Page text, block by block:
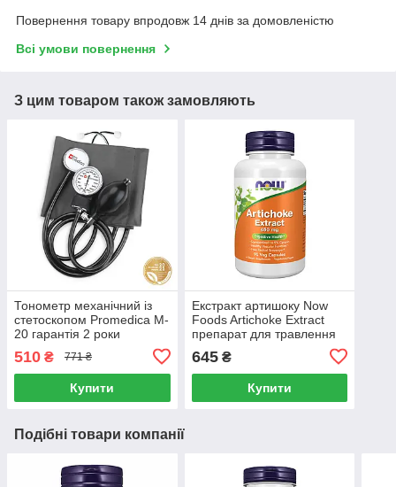
Повернення товару впродовж 14 днів за домовленістю
Всі умови повернення
З цим товаром також замовляють
Тонометр механічний із
стетоскопом Promedica M-
20 гарантія 2 роки
510 ₴ 771 ₴
Купити
Екстракт артишоку Now
Foods Artichoke Extract
препарат для травлення
645₴
Купити
Подібні товари компанії